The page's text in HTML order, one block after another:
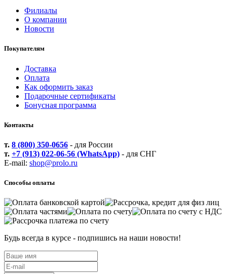
Филиалы
О компании
Новости
Покупателям
Доставка
Оплата
Как оформить заказ
Подарочные сертификаты
Бонусная программа
Контакты
т. 8 (800) 350-0656 - для России
т. +7 (913) 022-06-56 (WhatsApp) - для СНГ
E-mail: shop@prolo.ru
Способы оплаты
Будь всегда в курсе - подпишись на наши новости!